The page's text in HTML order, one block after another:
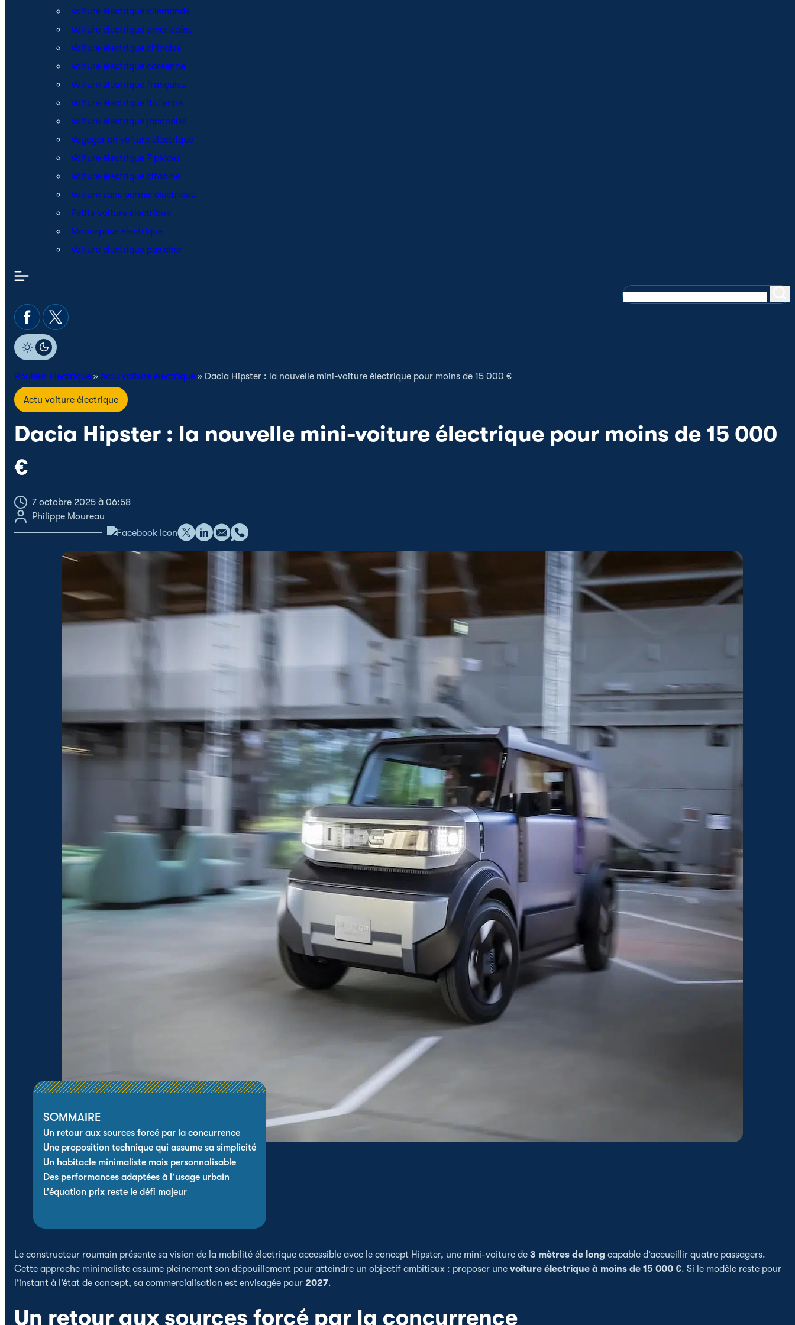
Voiture électrique allemande
Voiture électrique américaine
Voiture électrique chinoise
Voiture électrique coréenne
Voiture électrique française
Voiture électrique italienne
Voiture électrique japonaise
Voyager en voiture électrique
Voiture électrique 7 places
Voiture électrique citadine
Voiture sans permis électrique
Petite voiture électrique
Monospace électrique
Voiture électrique pas cher
Rouleur Electrique » Actu voiture électrique » Dacia Hipster : la nouvelle mini-voiture électrique pour moins de 15 000 €
Actu voiture électrique
Dacia Hipster : la nouvelle mini-voiture électrique pour moins de 15 000
€
7 octobre 2025 à 06:58
Philippe Moureau
SOMMAIRE
Un retour aux sources forcé par la concurrence
Une proposition technique qui assume sa simplicité
Un habitacle minimaliste mais personnalisable
Des performances adaptées à l’usage urbain
L’équation prix reste le défi majeur
Le constructeur roumain présente sa vision de la mobilité électrique accessible avec le concept Hipster, une mini-voiture de 3 mètres de long capable d’accueillir quatre passagers.
Cette approche minimaliste assume pleinement son dépouillement pour atteindre un objectif ambitieux : proposer une voiture électrique à moins de 15 000 €. Si le modèle reste pour
l’instant à l’état de concept, sa commercialisation est envisagée pour 2027.
Un retour aux sources forcé par la concurrence